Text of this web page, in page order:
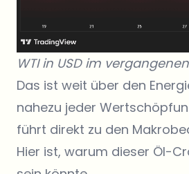
WTI in USD im
Das ist weit über den
nahezu jeder
führt direkt zu den
Hier ist, warum dieser Öl-